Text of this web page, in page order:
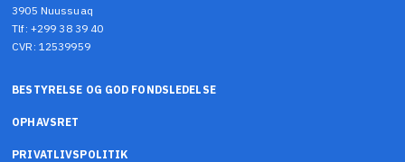
3905 Nuussuaq
Tlf: +299 38 39 40
CVR: 12539959
BESTYRELSE OG GOD FONDSLEDELSE
OPHAVSRET
PRIVATLIVSPOLITIK